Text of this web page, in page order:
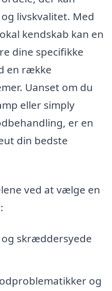
livskvalitet. Med
kendskab kan en
dine specifikke
en række
Uanset om du
eller simply
er en
din bedste
ved at vælge en
skræddersyede
og